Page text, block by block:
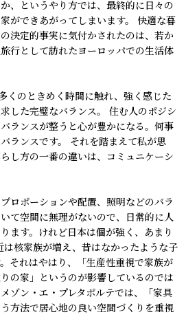
、というやり方では、最終的に日々の
ができあがってしまいます。
快適な暮
決定的事実に気付かされたのは、若か
行として訪れたヨーロッパでの生活体
くのときめく時間に触れ、強く感じた
した完璧なバランス。
住む人のポジシ
ランスが整うと心が豊かになる。何事
ランスです。
それを踏まえて私が思
し方の一番の違いは、コミュニケーシ
ロポーションや配置、照明などのバラ
て空間に無理がないので、日常的に人
ます。けれど日本は個が強く、あまり
は核家族が増え、昔はなかったような子
それはやはり、「生産性重視で家族が
の家」というのが影響しているのでは
ゾン・エ・プレタポルテでは、「家具
方法で居心地の良い空間づくりを重視